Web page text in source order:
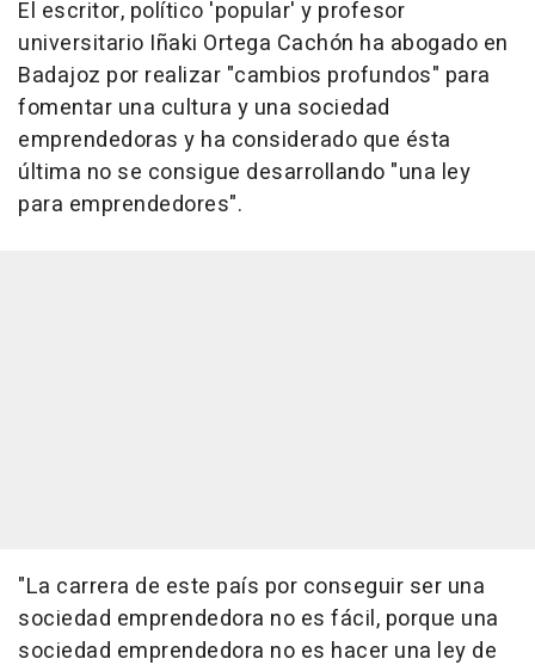
El escritor, político 'popular' y profesor
universitario Iñaki Ortega Cachón ha abogado en
Badajoz por realizar "cambios profundos" para
fomentar una cultura y una sociedad
emprendedoras y ha considerado que ésta
última no se consigue desarrollando "una ley
para emprendedores".
"La carrera de este país por conseguir ser una
sociedad emprendedora no es fácil, porque una
sociedad emprendedora no es hacer una ley de